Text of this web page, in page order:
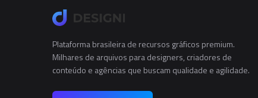
Plataforma brasileira de recursos gráficos premium.
Milhares de arquivos para designers, criadores de
conteúdo e agências que buscam qualidade e agilidade.